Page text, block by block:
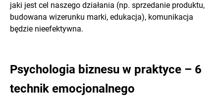
jaki jest cel naszego działania (np. sprzedanie produktu,
budowana wizerunku marki, edukacja), komunikacja
będzie nieefektywna.
Psychologia biznesu w praktyce – 6
technik emocjonalnego